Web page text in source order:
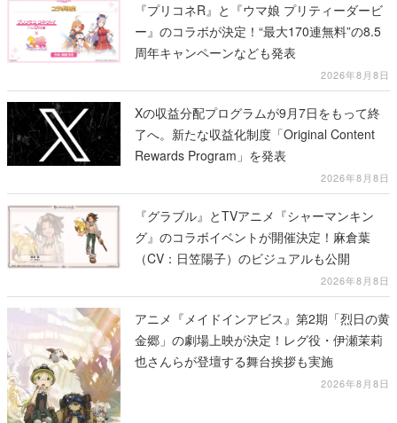
『プリコネR』と『ウマ娘 プリティーダービ
ー』のコラボが決定！“最大170連無料”の8.5
周年キャンペーンなども発表
2026年8月8日
Xの収益分配プログラムが9月7日をもって終
了へ。新たな収益化制度「Original Content
Rewards Program」を発表
2026年8月8日
『グラブル』とTVアニメ『シャーマンキン
グ』のコラボイベントが開催決定！麻倉葉
（CV：日笠陽子）のビジュアルも公開
2026年8月8日
アニメ『メイドインアビス』第2期「烈日の黄
金郷」の劇場上映が決定！レグ役・伊瀬茉莉
也さんらが登壇する舞台挨拶も実施
2026年8月8日